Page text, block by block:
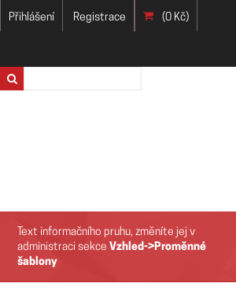
Přihlášení Registrace (0 Kč)
Text informačního pruhu, změníte jej v
administraci sekceVzhled->Proměnné
šablony